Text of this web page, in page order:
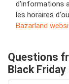
d'informations
les horaires
Bazarland
Questions
Black Friday